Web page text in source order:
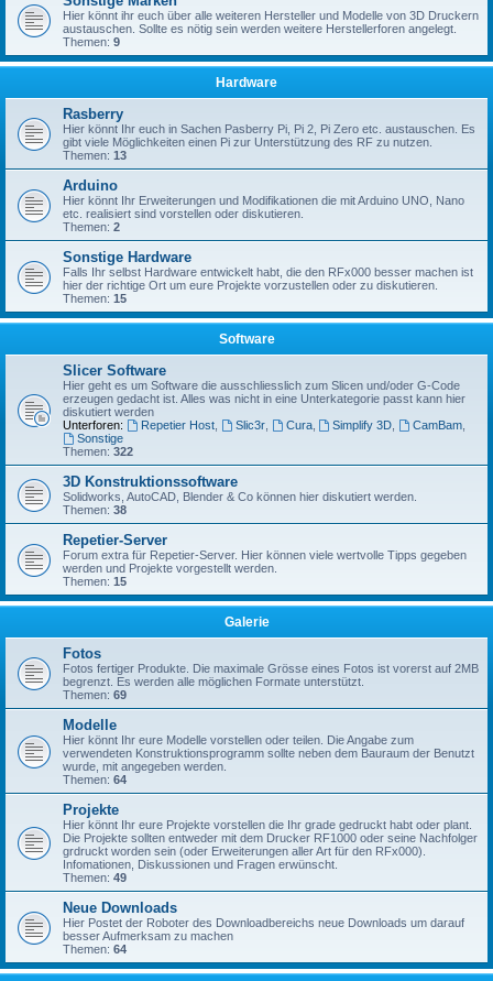
Hier könnt ihr euch über alle weiteren Hersteller und Modelle von 3D Druckern
austauschen. Sollte es nötig sein werden weitere Herstellerforen angelegt.
Themen: 9
Hardware
Rasberry
Hier könnt Ihr euch in Sachen Pasberry Pi, Pi 2, Pi Zero etc. austauschen. Es
gibt viele Möglichkeiten einen Pi zur Unterstützung des RF zu nutzen.
Themen: 13
Arduino
Hier könnt Ihr Erweiterungen und Modifikationen die mit Arduino UNO, Nano
etc. realisiert sind vorstellen oder diskutieren.
Themen: 2
Sonstige Hardware
Falls Ihr selbst Hardware entwickelt habt, die den RFx000 besser machen ist
hier der richtige Ort um eure Projekte vorzustellen oder zu diskutieren.
Themen: 15
Software
Slicer Software
Hier geht es um Software die ausschliesslich zum Slicen und/oder G-Code
erzeugen gedacht ist. Alles was nicht in eine Unterkategorie passt kann hier
diskutiert werden
Unterforen:
Repetier Host, Slic3r, Cura, Simplify 3D CamBam
Sonstige
Themen: 322
3D Konstruktionssoftware
Solidworks, AutoCAD, Blender & Co können hier diskutiert werden.
Themen: 38
Repetier-Server
Forum extra für Repetier-Server. Hier können viele wertvolle Tipps gegeben
werden und Projekte vorgestellt werden.
Themen: 15
Galerie
Fotos
Fotos fertiger Produkte. Die maximale Grösse eines Fotos ist vorerst auf 2MB
begrenzt. Es werden alle möglichen Formate unterstützt.
Themen: 69
Modelle
Hier könnt Ihr eure Modelle vorstellen oder teilen. Die Angabe zum
verwendeten Konstruktionsprogramm sollte neben dem Bauraum der Benutzt
wurde, mit angegeben werden.
Themen: 64
Projekte
Hier könnt Ihr eure Projekte vorstellen die Ihr grade gedruckt habt oder plant.
Die Projekte sollten entweder mit dem Drucker RF1000 oder seine Nachfolger
grdruckt worden sein (oder Erweiterungen aller Art für den RFx000).
Infomationen, Diskussionen und Fragen erwünscht.
Themen: 49
Neue Downloads
Hier Postet der Roboter des Downloadbereichs neue Downloads um darauf
besser Aufmerksam zu machen
Themen: 64